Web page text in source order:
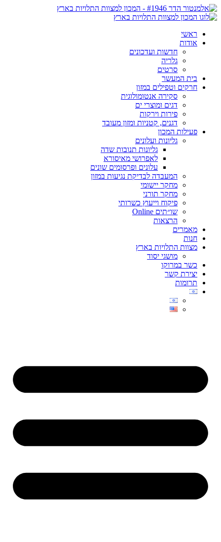
ראשי
אודות
חדשות ועדכונים
גלריה
סרטים
בית המעשר
חרקים וטפילים במזון
סקירה אנטומולוגית
דגים ומוצרי ים
פירות וירקות
דגנים, קטניות ומזון מעובד
פעילות המכון
גליונות ועלונים
גליונות תנובות שדה
לאפרושי מאיסורא
עלונים ופרסומים שונים
המעבדה לבדיקת נגיעות במזון
מחקר יישומי
מחקר תורני
פיקוח וייעוץ כשרותי
שו״תים Online
הרצאות
מאמרים
חנות
מצוות התלויות בארץ
מושגי יסוד
כשר במרוקו
יצירת קשר
תרומות